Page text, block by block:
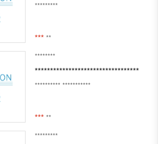
*********
*** **
********
**********************************
********** ***********
*** **
*********